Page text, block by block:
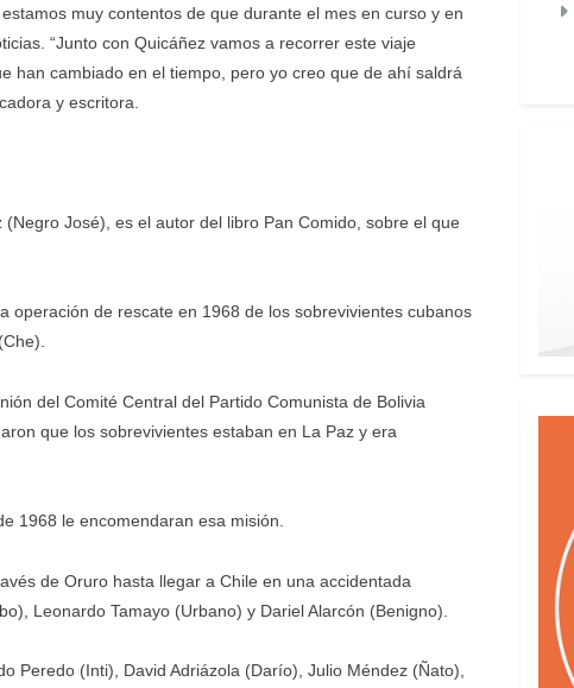
muy contentos de que durante el mes en curso y en
“Junto con Quicáñez vamos a recorrer este viaje
han cambiado en el tiempo, pero yo creo que de ahí saldrá
y escritora.
José), es el autor del libro Pan Comido, sobre el que
operación de rescate en 1968 de los sobrevivientes cubanos
del Comité Central del Partido Comunista de Bolivia
que los sobrevivientes estaban en La Paz y era
1968 le encomendaran esa misión.
de Oruro hasta llegar a Chile en una accidentada
Leonardo Tamayo (Urbano) y Dariel Alarcón (Benigno).
Peredo (Inti), David Adriázola (Darío), Julio Méndez (Ñato),